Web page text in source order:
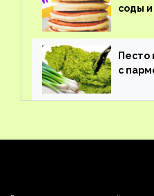
соды
Песто
с